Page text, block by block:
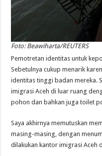
Foto: Beawiharta/REUTERS
Pemotretan identitas untuk
Sebetulnya cukup menarik
identitas tinggi badan mereka.
imigrasi Aceh di luar ruang
pohon dan bahkan juga toilet
Saya akhirnya memutuskan
masing-masing, dengan
dilakukan kantor imigrasi Aceh